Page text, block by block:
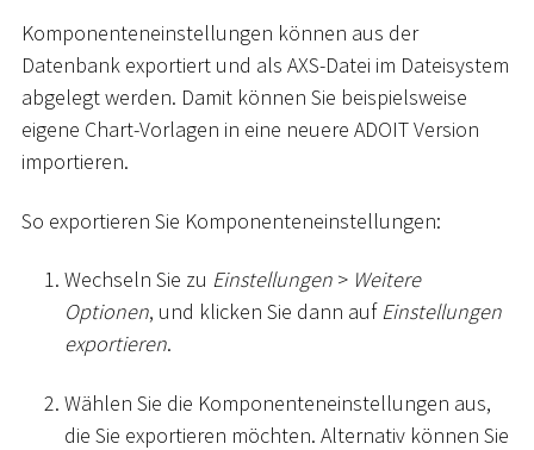
Komponenteneinstellungen können aus der
Datenbank exportiert und als AXS-Datei im Dateisystem
abgelegt werden. Damit können Sie beispielsweise
eigene Chart-Vorlagen in eine neuere ADOIT Version
importieren.
So exportieren Sie Komponenteneinstellungen:
Wechseln Sie zu Einstellungen > Weitere
Optionen, und klicken Sie dann aufEinstellungen
exportieren.
Wählen Sie die Komponenteneinstellungen aus,
die Sie exportieren möchten. Alternativ können Sie